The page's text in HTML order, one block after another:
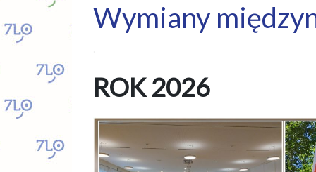
Wymiany
ROK 2026